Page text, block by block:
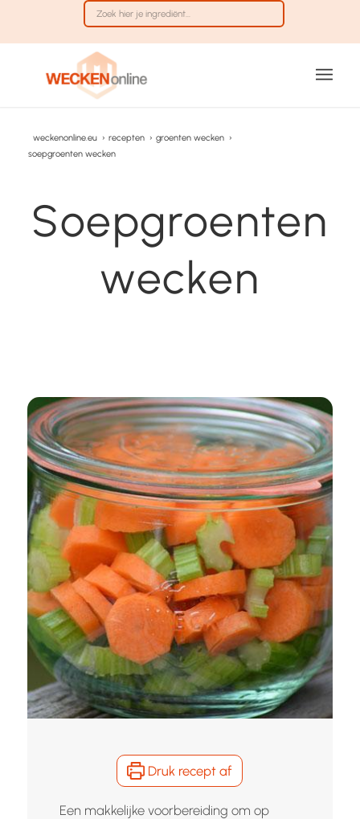
weckenonline.eu › recepten › groenten wecken ›
soepgroenten wecken
Soepgroenten
wecken
Druk recept af
Een makkelijke voorbereiding om op